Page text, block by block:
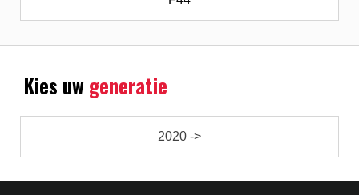
Kies uwgeneratie
2020 ->